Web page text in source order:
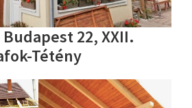
22, XXII.
Tétény